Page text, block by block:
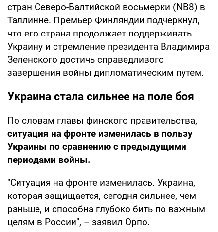
стран Северо-Балтийской восьмерки (NB8) в
Таллинне. Премьер Финляндии подчеркнул,
что его страна продолжает поддерживать
Украину и стремление президента Владимира
Зеленского достичь справедливого
завершения войны дипломатическим путем.
Украина стала сильнее на поле боя
По словам главы финского правительства,
ситуация на фронте изменилась в пользу
Украины по сравнению с предыдущими
периодами войны.
"Ситуация на фронте изменилась. Украина,
которая защищается, сегодня сильнее, чем
раньше, и способна глубоко бить по важным
целям в России", – заявил Орпо.